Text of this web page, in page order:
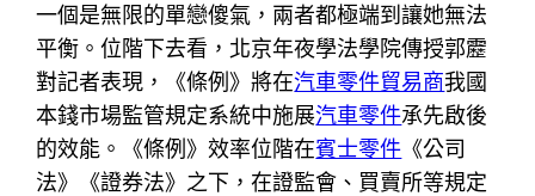
一個是無限的單戀傻氣，兩者都極端到讓她無法
平衡。位階下去看，北京年夜學法學院傳授郭靂
對記者表現，《條例》將在汽車零件貿易商我國
本錢市場監管規定系統中施展汽車零件承先啟後
的效能。《條例》效率位階在賓士零件 《公司
法》《證券法》之下，在證監會、買賣所等規定